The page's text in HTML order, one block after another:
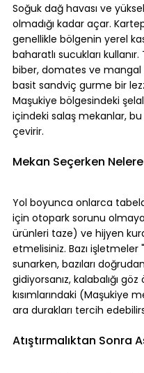
Soğuk dağ havası ve
olmadığı kadar açar.
genellikle bölgenin yerel
baharatlı sucukları
biber, domates ve mangal
basit sandviç gurme bir
Maşukiye bölgesindeki
içindeki salaş mekanlar,
çevirir.
Mekan Seçerken
Yol boyunca onlarca
için otopark sorunu
ürünleri taze) ve hijyen
etmelisiniz. Bazı işletmeler
sunarken, bazıları
gidiyorsanız, kalabalığı
kısımlarındaki (Maşukiye
ara durakları tercih
Atıştırmalıktan Sonra